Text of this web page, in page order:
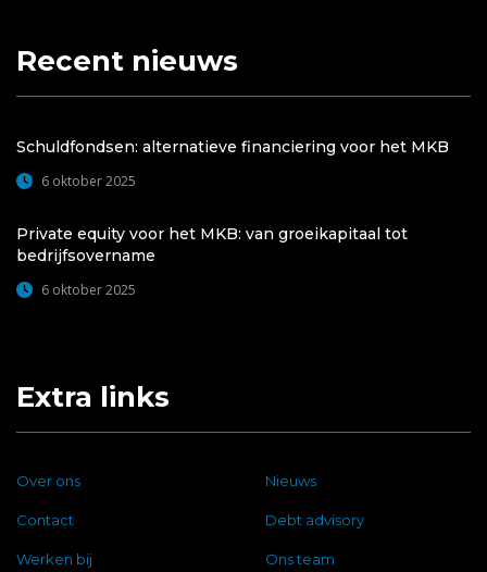
Recent nieuws
Schuldfondsen: alternatieve financiering voor het MKB
6 oktober 2025
Private equity voor het MKB: van groeikapitaal tot
bedrijfsovername
6 oktober 2025
Extra links
Over ons Nieuws
Contact Debt advisory
Werken bij Ons team